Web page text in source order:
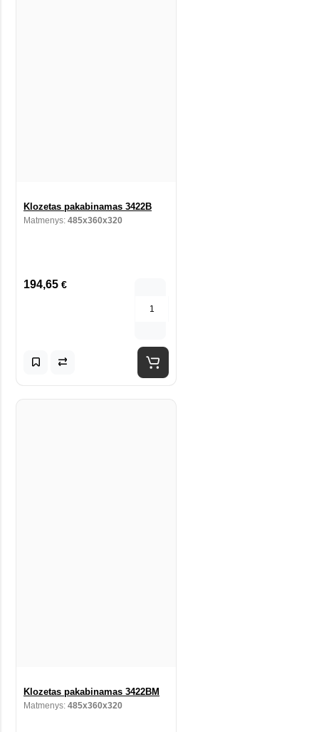
Klozetas pakabinamas 3422B
Matmenys: 485x360x320
194,65 €
Klozetas pakabinamas 3422BM
Matmenys: 485x360x320